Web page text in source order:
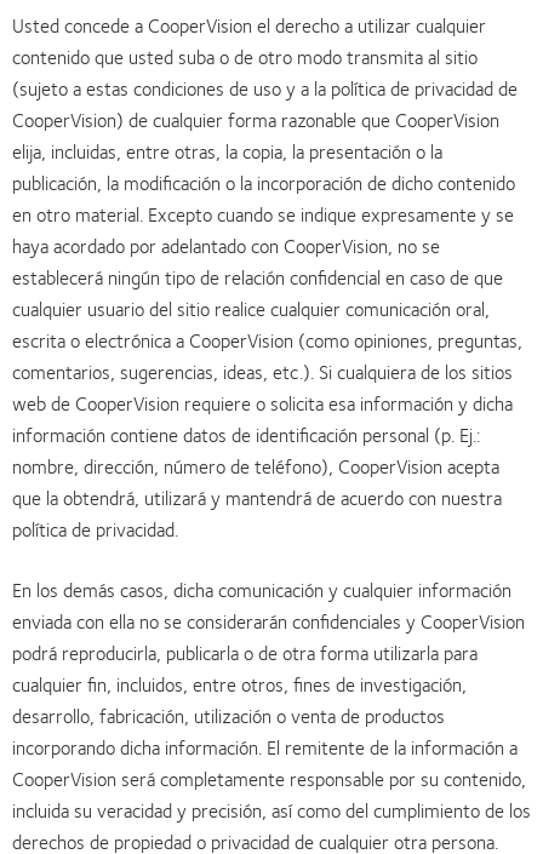
Usted concede a CooperVision el derecho a utilizar cualquier
contenido que usted suba o de otro modo transmita al sitio
(sujeto a estas condiciones de uso y a la política de privacidad de
CooperVision) de cualquier forma razonable que CooperVision
elija, incluidas, entre otras, la copia, la presentación o la
publicación, la modificación o la incorporación de dicho contenido
en otro material. Excepto cuando se indique expresamente y se
haya acordado por adelantado con CooperVision, no se
establecerá ningún tipo de relación confidencial en caso de que
cualquier usuario del sitio realice cualquier comunicación oral,
escrita o electrónica a CooperVision (como opiniones, preguntas,
comentarios, sugerencias, ideas, etc.). Si cualquiera de los sitios
web de CooperVision requiere o solicita esa información y dicha
información contiene datos de identificación personal (p. Ej.:
nombre, dirección, número de teléfono), CooperVision acepta
que la obtendrá, utilizará y mantendrá de acuerdo con nuestra
política de privacidad.
En los demás casos, dicha comunicación y cualquier información
enviada con ella no se considerarán confidenciales y CooperVision
podrá reproducirla, publicarla o de otra forma utilizarla para
cualquier fin, incluidos, entre otros, fines de investigación,
desarrollo, fabricación, utilización o venta de productos
incorporando dicha información. El remitente de la información a
CooperVision será completamente responsable por su contenido,
incluida su veracidad y precisión, así como del cumplimiento de los
derechos de propiedad o privacidad de cualquier otra persona.